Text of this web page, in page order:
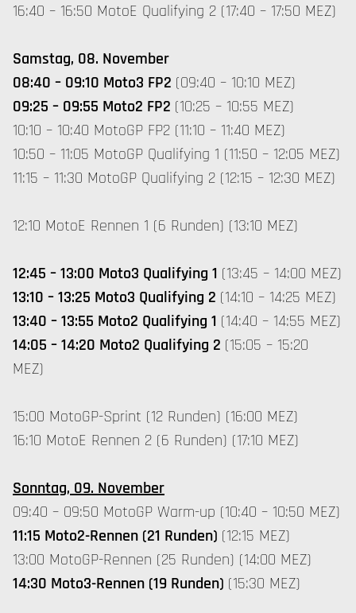
16:40 – 16:50 MotoE Qualifying 2 (17:40 – 17:50 MEZ)
Samstag, 08. November
08:40 – 09:10 Moto3 FP2 (09:40 – 10:10 MEZ)
09:25 – 09:55 Moto2 FP2 (10:25 – 10:55 MEZ)
10:10 – 10:40 MotoGP FP2 (11:10 – 11:40 MEZ)
10:50 – 11:05 MotoGP Qualifying 1 (11:50 – 12:05 MEZ)
11:15 – 11:30 MotoGP Qualifying 2 (12:15 – 12:30 MEZ)
12:10 MotoE Rennen 1 (6 Runden) (13:10 MEZ)
12:45 – 13:00 Moto3 Qualifying 1 (13:45 – 14:00 MEZ)
13:10 – 13:25 Moto3 Qualifying 2 (14:10 – 14:25 MEZ)
13:40 – 13:55 Moto2 Qualifying 1 (14:40 – 14:55 MEZ)
14:05 – 14:20 Moto2 Qualifying 2 (15:05 – 15:20
MEZ)
15:00 MotoGP-Sprint (12 Runden) (16:00 MEZ)
16:10 MotoE Rennen 2 (6 Runden) (17:10 MEZ)
Sonntag, 09. November
09:40 – 09:50 MotoGP Warm-up (10:40 – 10:50 MEZ)
11:15 Moto2-Rennen (21 Runden) (12:15 MEZ)
13:00 MotoGP-Rennen (25 Runden) (14:00 MEZ)
14:30 Moto3-Rennen (19 Runden) (15:30 MEZ)